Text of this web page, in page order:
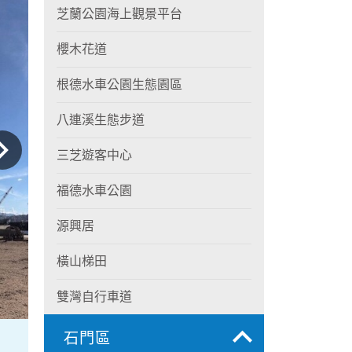
芝蘭公園海上觀景平台
櫻木花道
根德水車公園生態園區
八連溪生態步道
三芝遊客中心
福德水車公園
源興居
橫山梯田
雙灣自行車道
石門區